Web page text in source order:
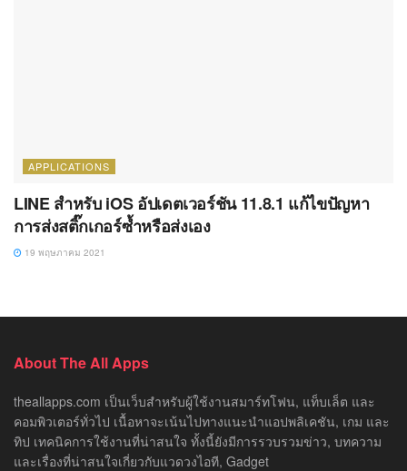
APPLICATIONS
LINE สำหรับ iOS อัปเดตเวอร์ชัน 11.8.1 แก้ไขปัญหา
การส่งสติ๊กเกอร์ซ้ำหรือส่งเอง
19 พฤษภาคม 2021
About The All Apps
theallapps.com เป็นเว็บสำหรับผู้ใช้งานสมาร์ทโฟน, แท็บเล็ต และ
คอมพิวเตอร์ทั่วไป เนื้อหาจะเน้นไปทางแนะนำแอปพลิเคชัน, เกม และ
ทิป เทคนิคการใช้งานที่น่าสนใจ ทั้งนี้ยังมีการรวบรวมข่าว, บทความ
และเรื่องที่น่าสนใจเกี่ยวกับแวดวงไอที, Gadget